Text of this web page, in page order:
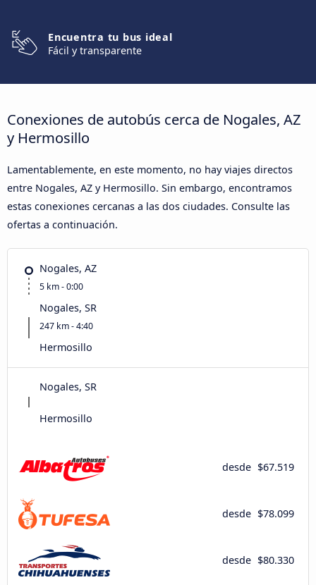
Encuentra tu bus ideal
Fácil y transparente
Conexiones de autobús cerca de Nogales, AZ
y Hermosillo
Lamentablemente, en este momento, no hay viajes directos
entre Nogales, AZ y Hermosillo. Sin embargo, encontramos
estas conexiones cercanas a las dos ciudades. Consulte las
ofertas a continuación.
Nogales, AZ
5 km - 0:00
Nogales, SR
247 km - 4:40
Hermosillo
Nogales, SR
Hermosillo
desde $67.519
desde $78.099
desde $80.330